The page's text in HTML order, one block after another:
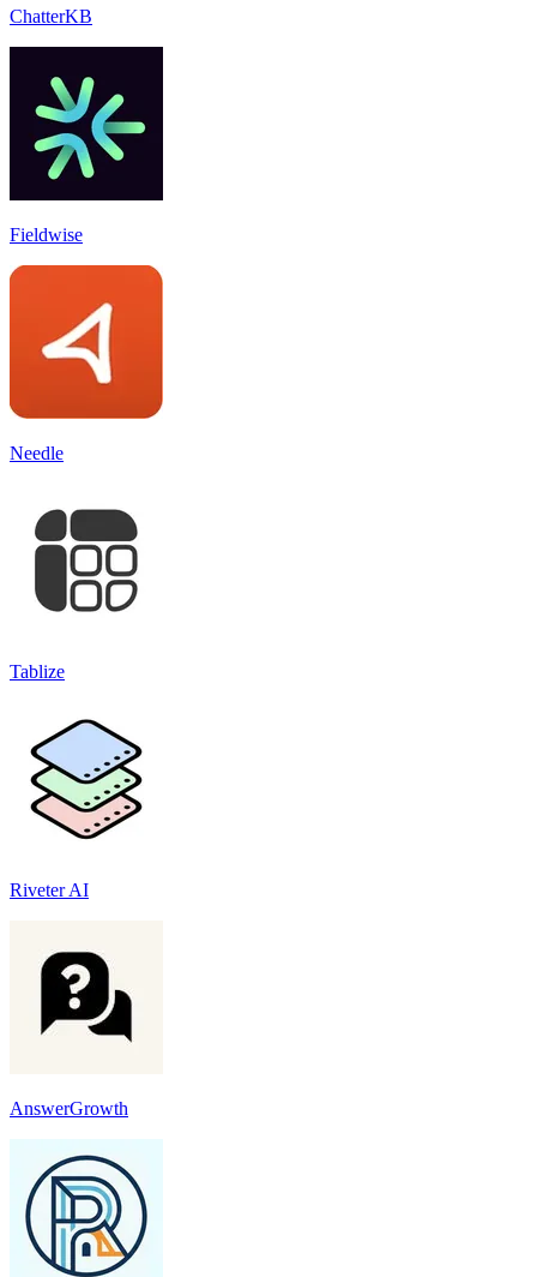
ChatterKB
Fieldwise
Needle
Tablize
Riveter AI
AnswerGrowth